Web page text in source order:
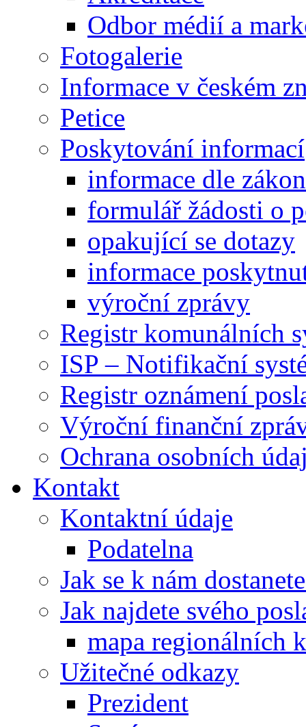
Odbor médií a
Fotogalerie
Informace v českém
Petice
Poskytování informací
informace dle
formulář žádosti o
opakující se dotazy
informace
výroční zprávy
Registr komunálních
ISP – Notifikační
Registr oznámení
Výroční finanční
Ochrana osobních
Kontakt
Kontaktní údaje
Podatelna
Jak se k nám
Jak najdete svého
mapa regionálních
Užitečné odkazy
Prezident